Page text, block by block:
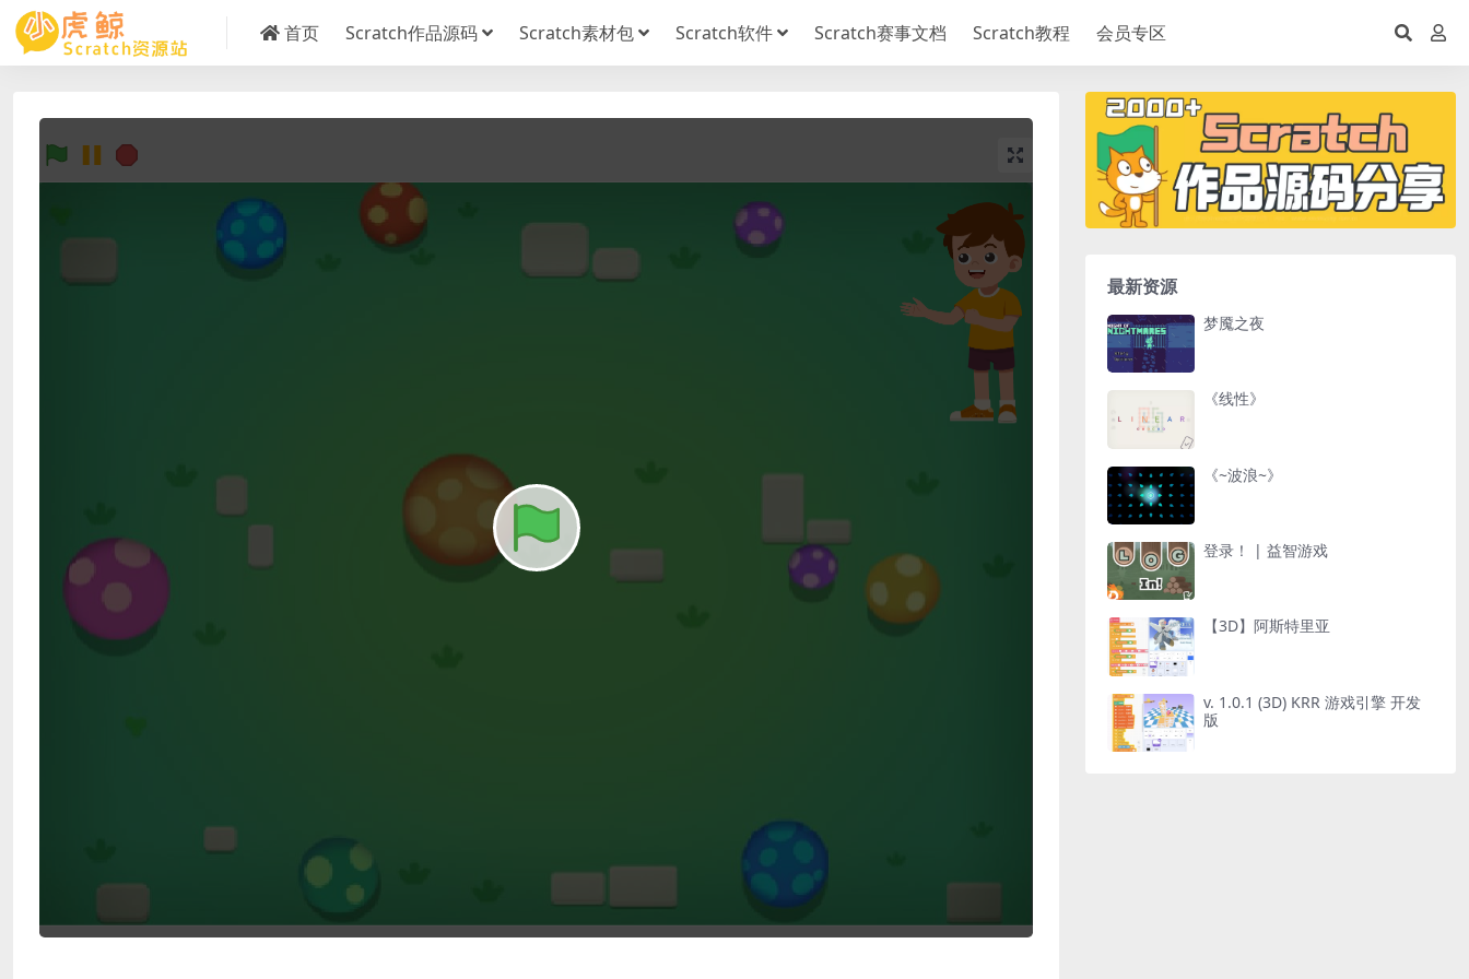
首页 Scratch作品源码 Scratch素材包 Scratch软件 Scratch赛事文档 Scratch教程 会员专区
最新资源
梦魇之夜
《线性》
《~波浪~》
登录！ | 益智游戏
【3D】阿斯特里亚
v. 1.0.1 (3D) KRR 游戏引擎 开发
版